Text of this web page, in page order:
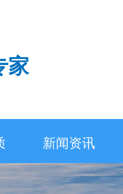
家
新闻资讯